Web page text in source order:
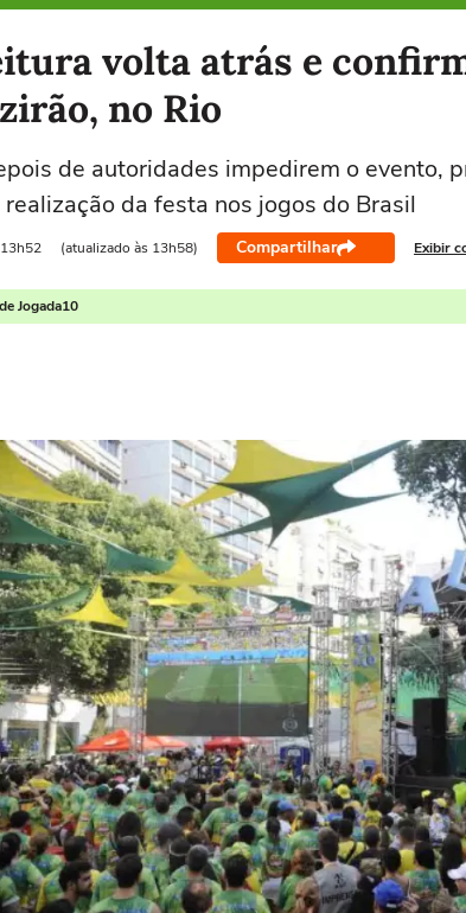
ver as notíciasvolta atrás e
no Rio
de autoridades impedirem o evento,
da festa nos jogos do Brasil
(atualizado às 13h58) Compartilhar Exibir
Jogada10